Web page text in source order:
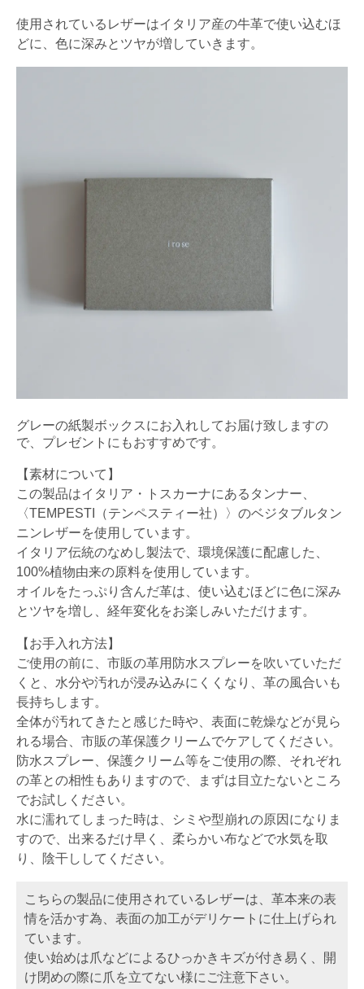
使用されているレザーはイタリア産の牛革で使い込むほ
どに、色に深みとツヤが増していきます。
グレーの紙製ボックスにお入れしてお届け致しますの
で、プレゼントにもおすすめです。
【素材について】
この製品はイタリア・トスカーナにあるタンナー、
〈TEMPESTI（テンペスティー社）〉のベジタブルタン
ニンレザーを使用しています。
イタリア伝統のなめし製法で、環境保護に配慮した、
100%植物由来の原料を使用しています。
オイルをたっぷり含んだ革は、使い込むほどに色に深み
とツヤを増し、経年変化をお楽しみいただけます。
【お手入れ方法】
ご使用の前に、市販の革用防水スプレーを吹いていただ
くと、水分や汚れが浸み込みにくくなり、革の風合いも
長持ちします。
全体が汚れてきたと感じた時や、表面に乾燥などが見ら
れる場合、市販の革保護クリームでケアしてください。
防水スプレー、保護クリーム等をご使用の際、それぞれ
の革との相性もありますので、まずは目立たないところ
でお試しください。
水に濡れてしまった時は、シミや型崩れの原因になりま
すので、出来るだけ早く、柔らかい布などで水気を取
り、陰干ししてください。
こちらの製品に使用されているレザーは、革本来の表
情を活かす為、表面の加工がデリケートに仕上げられ
ています。
使い始めは爪などによるひっかきキズが付き易く、開
け閉めの際に爪を立てない様にご注意下さい。